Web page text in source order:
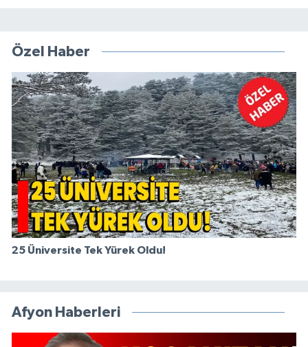
Özel Haber
25 Üniversite Tek Yürek Oldu!
Afyon Haberleri